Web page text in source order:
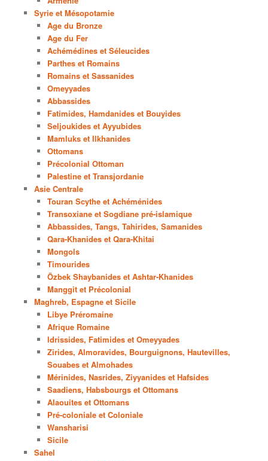
Syrie et Mésopotamie
Age du Bronze
Age du Fer
Achémédines et Séleucides
Parthes et Romains
Romains et Sassanides
Omeyyades
Abbassides
Fatimides, Hamdanides et Bouyides
Seljoukides et Ayyubides
Mamluks et Ilkhanides
Ottomans
Précolonial Ottoman
Palestine et Transjordanie
Asie Centrale
Touran Scythe et Achéménides
Transoxiane et Sogdiane pré-islamique
Abbassides, Tangs, Tahirides, Samanides
Qara-Khanides et Qara-Khitai
Mongols
Timourides
Özbek Shaybanides et Ashtar-Khanides
Manggit et Précolonial
Maghreb, Espagne et Sicile
Libye Préromaine
Afrique Romaine
Idrissides, Fatimides et Omeyyades
Zirides, Almoravides, Bourguignons, Hautevilles,
Souabes et Almohades
Mérinides, Nasrides, Ziyyanides et Hafsides
Saadiens, Habsbourgs et Ottomans
Alaouites et Ottomans
Pré-coloniale et Coloniale
Wansharisi
Sicile
Sahel